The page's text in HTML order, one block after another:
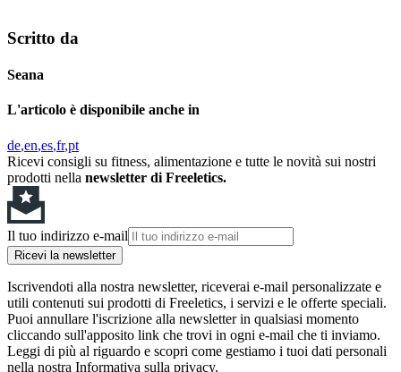
Scritto da
Seana
L'articolo è disponibile anche in
de en es fr pt
Ricevi consigli su fitness, alimentazione e tutte le novità sui nostri
prodotti nella newsletter di Freeletics.
Il tuo indirizzo e-mail
Ricevi la newsletter
Iscrivendoti alla nostra newsletter, riceverai e-mail personalizzate e
utili contenuti sui prodotti di Freeletics, i servizi e le offerte speciali.
Puoi annullare l'iscrizione alla newsletter in qualsiasi momento
cliccando sull'apposito link che trovi in ogni e-mail che ti inviamo.
Leggi di più al riguardo e scopri come gestiamo i tuoi dati personali
nella nostra Informativa sulla privacy.